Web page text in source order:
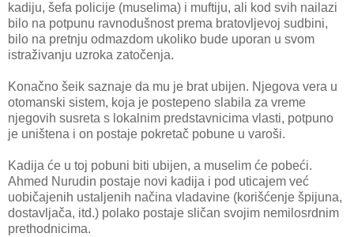
kadiju, šefa policije (muselima) i muftiju, ali kod svih nailazi
bilo na potpunu ravnodušnost prema bratovljevoj sudbini,
bilo na pretnju odmazdom ukoliko bude uporan u svom
istraživanju uzroka zatočenja.
Konačno šeik saznaje da mu je brat ubijen. Njegova vera u
otomanski sistem, koja je postepeno slabila za vreme
njegovih susreta s lokalnim predstavnicima vlasti, potpuno
je uništena i on postaje pokretač pobune u varoši.
Kadija će u toj pobuni biti ubijen, a muselim će pobeći.
Ahmed Nurudin postaje novi kadija i pod uticajem već
uobičajenih ustaljenih načina vladavine (korišćenje špijuna,
dostavljača, itd.) polako postaje sličan svojim nemilosrdnim
prethodnicima.